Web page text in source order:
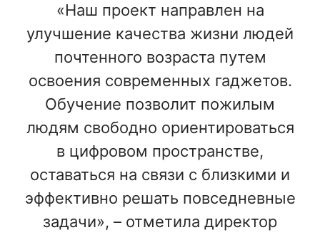
«Наш проект направлен на
улучшение качества жизни людей
почтенного возраста путем
освоения современных гаджетов.
Обучение позволит пожилым
людям свободно ориентироваться
в цифровом пространстве,
оставаться на связи с близкими и
эффективно решать повседневные
задачи», – отметила директор